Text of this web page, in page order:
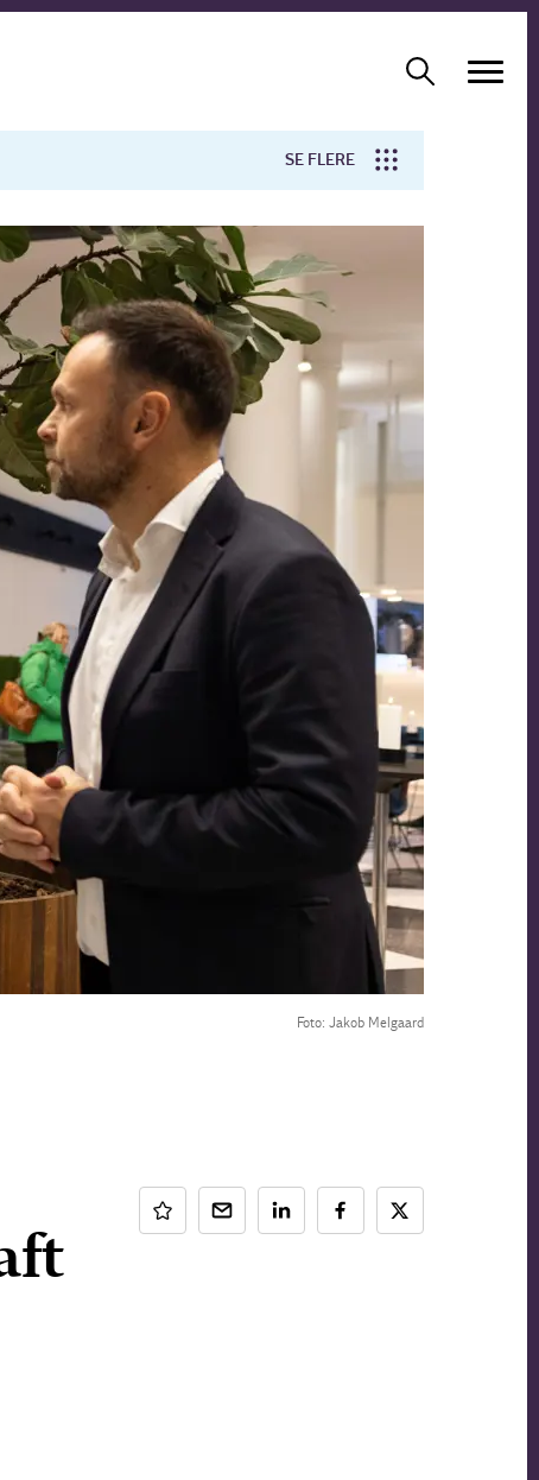
SE FLERE
Arbejdsmiljø
Forskning
Foto: Jakob Melgaard